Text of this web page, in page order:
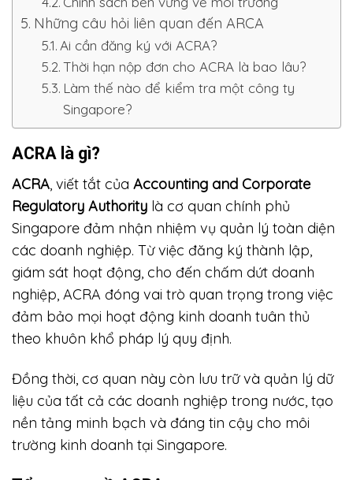
Những câu hỏi liên quan đến ARCA
Ai cần đăng ký với ACRA?
Thời hạn nộp đơn cho ACRA là bao lâu?
Làm thế nào để kiểm tra một công ty
Singapore?
ACRA là gì?
ACRA, viết tắt của Accounting and Corporate
Regulatory Authority là cơ quan chính phủ
Singapore đảm nhận nhiệm vụ quản lý toàn diện
các doanh nghiệp. Từ việc đăng ký thành lập,
giám sát hoạt động, cho đến chấm dứt doanh
nghiệp, ACRA đóng vai trò quan trọng trong việc
đảm bảo mọi hoạt động kinh doanh tuân thủ
theo khuôn khổ pháp lý quy định.
Đồng thời, cơ quan này còn lưu trữ và quản lý dữ
liệu của tất cả các doanh nghiệp trong nước, tạo
nền tảng minh bạch và đáng tin cậy cho môi
trường kinh doanh tại Singapore.